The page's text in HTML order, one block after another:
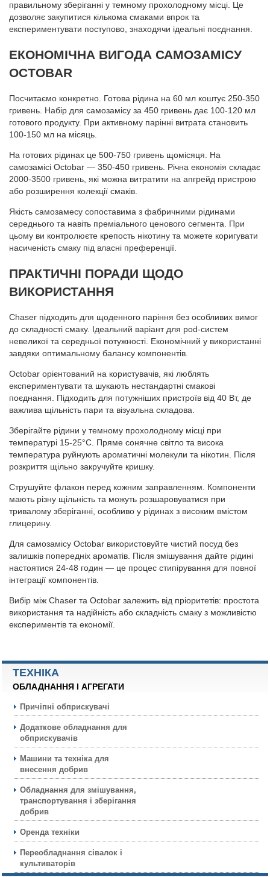
правильному зберіганні у темному прохолодному місці. Це
дозволяє закупитися кількома смаками впрок та
експериментувати поступово, знаходячи ідеальні поєднання.
ЕКОНОМІЧНА ВИГОДА САМОЗАМІСУ
OCTOBAR
Посчитаємо конкретно. Готова рідина на 60 мл коштує 250-350
гривень. Набір для самозамісу за 450 гривень дає 100-120 мл
готового продукту. При активному парінні витрата становить
100-150 мл на місяць.
На готових рідинах це 500-750 гривень щомісяця. На
самозамісі Octobar — 350-450 гривень. Річна економія складає
2000-3500 гривень, які можна витратити на апгрейд пристрою
або розширення колекції смаків.
Якість самозамесу сопоставима з фабричними рідинами
середнього та навіть преміального ценового сегмента. При
цьому ви контролюєте крепость нікотину та можете коригувати
насиченість смаку під власні преференції.
ПРАКТИЧНІ ПОРАДИ ЩОДО
ВИКОРИСТАННЯ
Chaser підходить для щоденного паріння без особливих вимог
до складності смаку. Ідеальний варіант для pod-систем
невеликої та середньої потужності. Економічний у використанні
завдяки оптимальному балансу компонентів.
Octobar орієнтований на користувачів, які люблять
експериментувати та шукають нестандартні смакові
поєднання. Підходить для потужніших пристроїв від 40 Вт, де
важлива щільність пари та візуальна складова.
Зберігайте рідини у темному прохолодному місці при
температурі 15-25°C. Пряме сонячне світло та висока
температура руйнують ароматичні молекули та нікотин. Після
розкриття щільно закручуйте кришку.
Струшуйте флакон перед кожним заправленням. Компоненти
мають різну щільність та можуть розшаровуватися при
тривалому зберіганні, особливо у рідинах з високим вмістом
глицерину.
Для самозамісу Octobar використовуйте чистий посуд без
залишків попередніх ароматів. Після змішування дайте рідині
настоятися 24-48 годин — це процес стипірування для повної
інтеграції компонентів.
Вибір між Chaser та Octobar залежить від пріоритетів: простота
використання та надійність або складність смаку з можливістю
експериментів та економії.
ТЕХНIКА
ОБЛАДНАННЯ І АГРЕГАТИ
Причіпні обприскувачі
Додаткове обладнання для
обприскувачів
Машини та техніка для
внесення добрив
Обладнання для змішування,
транспортування і зберігання
добрив
Оренда техніки
Переобладнання сівалок і
культиваторів